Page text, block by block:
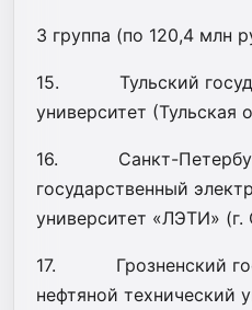
3 группа (по 120,4 млн
15. Тульский
университет (Тульская
16. Санкт-
государственный
университет «ЛЭТИ» (г.
17. Грозненский
нефтяной технический